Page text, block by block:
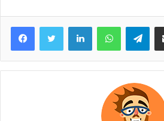
LinkedInWhatsApp